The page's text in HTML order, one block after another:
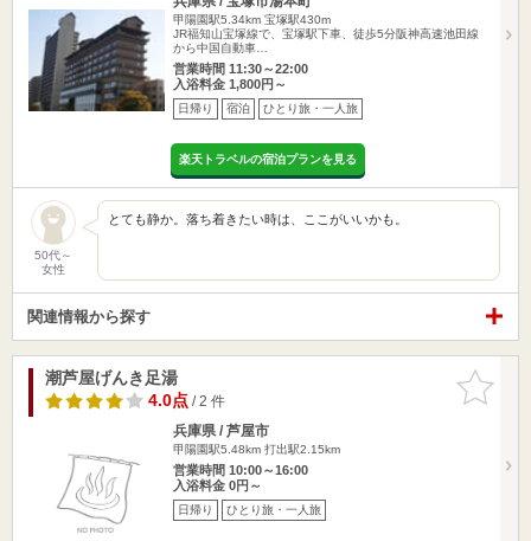
甲陽園駅5.34km 宝塚駅430m
JR福知山宝塚線で、宝塚駅下車、徒歩5分阪神高速池田線
から中国自動車…
営業時間 11:30～22:00
入浴料金 1,800円～
日帰り 宿泊 ひとり旅・一人旅
楽天トラベルの宿泊プランを見る
50代～
女性
とても静か。落ち着きたい時は、ここがいいかも。
関連情報から探す
お気に入
りに追加
潮芦屋げんき足湯
4.0点/ 2 件
兵庫県 / 芦屋市
甲陽園駅5.48km 打出駅2.15km
営業時間 10:00～16:00
入浴料金 0円～
日帰り ひとり旅・一人旅